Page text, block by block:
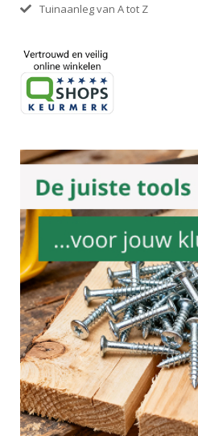
Tuinaanleg van A tot Z